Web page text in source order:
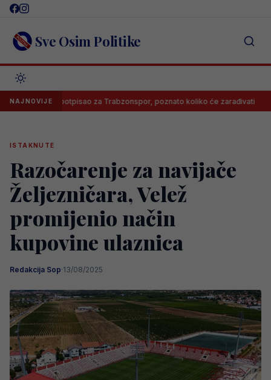
Skip
content Sve Osim Politike
NAJNOVIJE
Salah potpisao za Trabzonspor, poznato koliko će zarađivati
ISTAKNUTE
Razočarenje za navijače
Željezničara, Velež
promijenio način
kupovine ulaznica
Redakcija Sop·13/08/2025